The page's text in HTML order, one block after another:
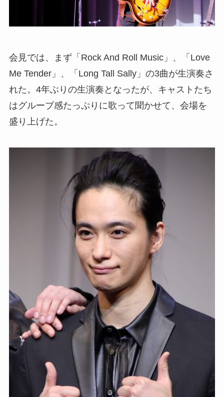
会見では、まず「Rock And Roll Music」、「Love
Me Tender」、「Long Tall Sally」の3曲が生演奏さ
れた。4年ぶりの生演奏となったが、キャストたち
はグルーブ感たっぷりに歌って聞かせて、会場を
盛り上げた。